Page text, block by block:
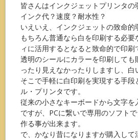
皆さんはインクジェットプリンタの
インク代？速度？耐水性？
いえいえ、インクジェットの致命
もちろん普通なら白を印刷する必
ィに活用するとなると致命的で印
透明のシールにカラーを印刷して
ったり見えなかったりしますし、
そこで手軽に白印刷を実現する手
ル・プリンタです。
従来の小さなキーボードから文字
ですが、PCに繋いで専用のソフト
作る事が出来ます。
で、かなり昔になりますが購入し